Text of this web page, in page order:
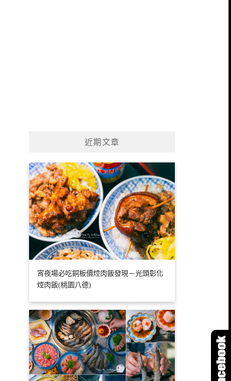
近期文章
宵夜場必吃銅板價焢肉飯發現－光頭彰化
焢肉飯(桃園八德)